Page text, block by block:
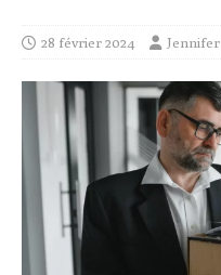
28 février 2024 Jennifer